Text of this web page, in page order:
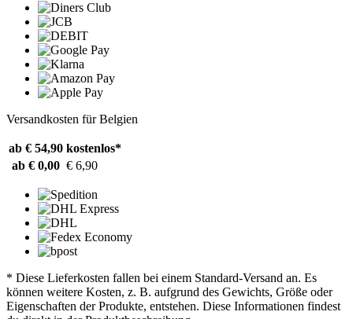
Versandkosten für Belgien
ab € 54,90 kostenlos*
ab € 0,00 € 6,90
* Diese Lieferkosten fallen bei einem Standard-Versand an. Es
können weitere Kosten, z. B. aufgrund des Gewichts, Größe oder
Eigenschaften der Produkte, entstehen. Diese Informationen findest